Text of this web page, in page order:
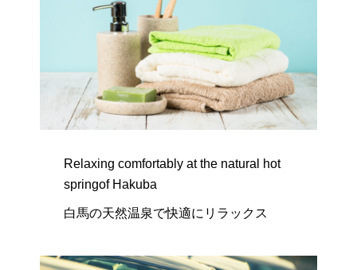
Relaxing comfortably at the natural hot
springof Hakuba
白馬の天然温泉で快適にリラックス